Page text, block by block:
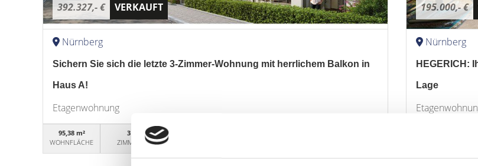
392.327,- € VERKAUFT
Nürnberg
Sichern Sie sich die letzte 3-Zimmer-Wohnung mit herrlichem Balkon in
Haus A!
Etagenwohnung
95,38 m²
WOHNFLÄCHE
3
ZIMMER
OBJEKTNUMMER
195.000,- €
Nürnberg
HEGERICH:
Lage